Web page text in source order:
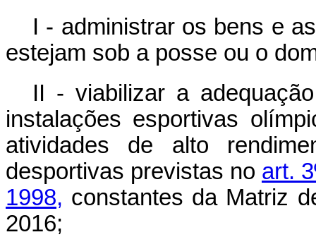
I - administrar os bens e
estejam sob a posse ou o
II - viabilizar a
instalações esportivas
atividades de alto
desportivas previstas no art.
1998, constantes da Matriz
2016;